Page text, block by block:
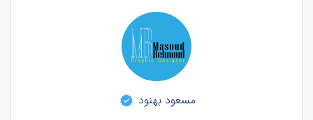
مسعود بهنود